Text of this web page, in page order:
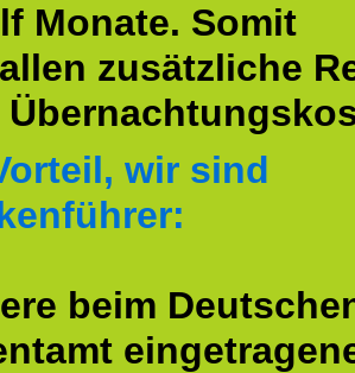
Monate. Somit
zusätzliche
wir sind
beim